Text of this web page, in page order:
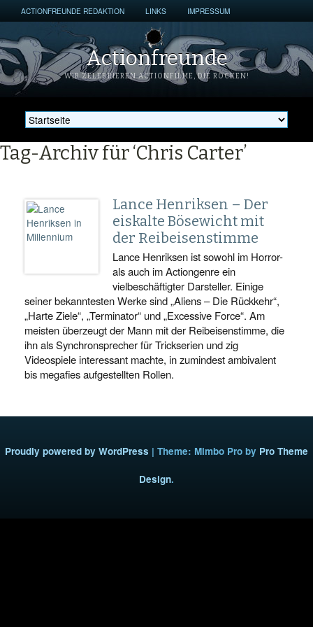
ACTIONFREUNDE REDAKTION LINKS IMPRESSUM
Actionfreunde
WIR ZELEBRIEREN ACTIONFILME, DIE ROCKEN!
Tag-Archiv für ‘Chris Carter’
Lance Henriksen – Der
eiskalte Bösewicht mit
der Reibeisenstimme
Lance Henriksen ist sowohl im Horror-
als auch im Actiongenre ein
vielbeschäftigter Darsteller. Einige
seiner bekanntesten Werke sind „Aliens – Die Rückkehr“,
„Harte Ziele“, „Terminator“ und „Excessive Force“. Am
meisten überzeugt der Mann mit der Reibeisenstimme, die
ihn als Synchronsprecher für Trickserien und zig
Videospiele interessant machte, in zumindest ambivalent
bis megafies aufgestellten Rollen.
Proudly powered by WordPress | Theme: Mimbo Pro by Pro Theme
Design.